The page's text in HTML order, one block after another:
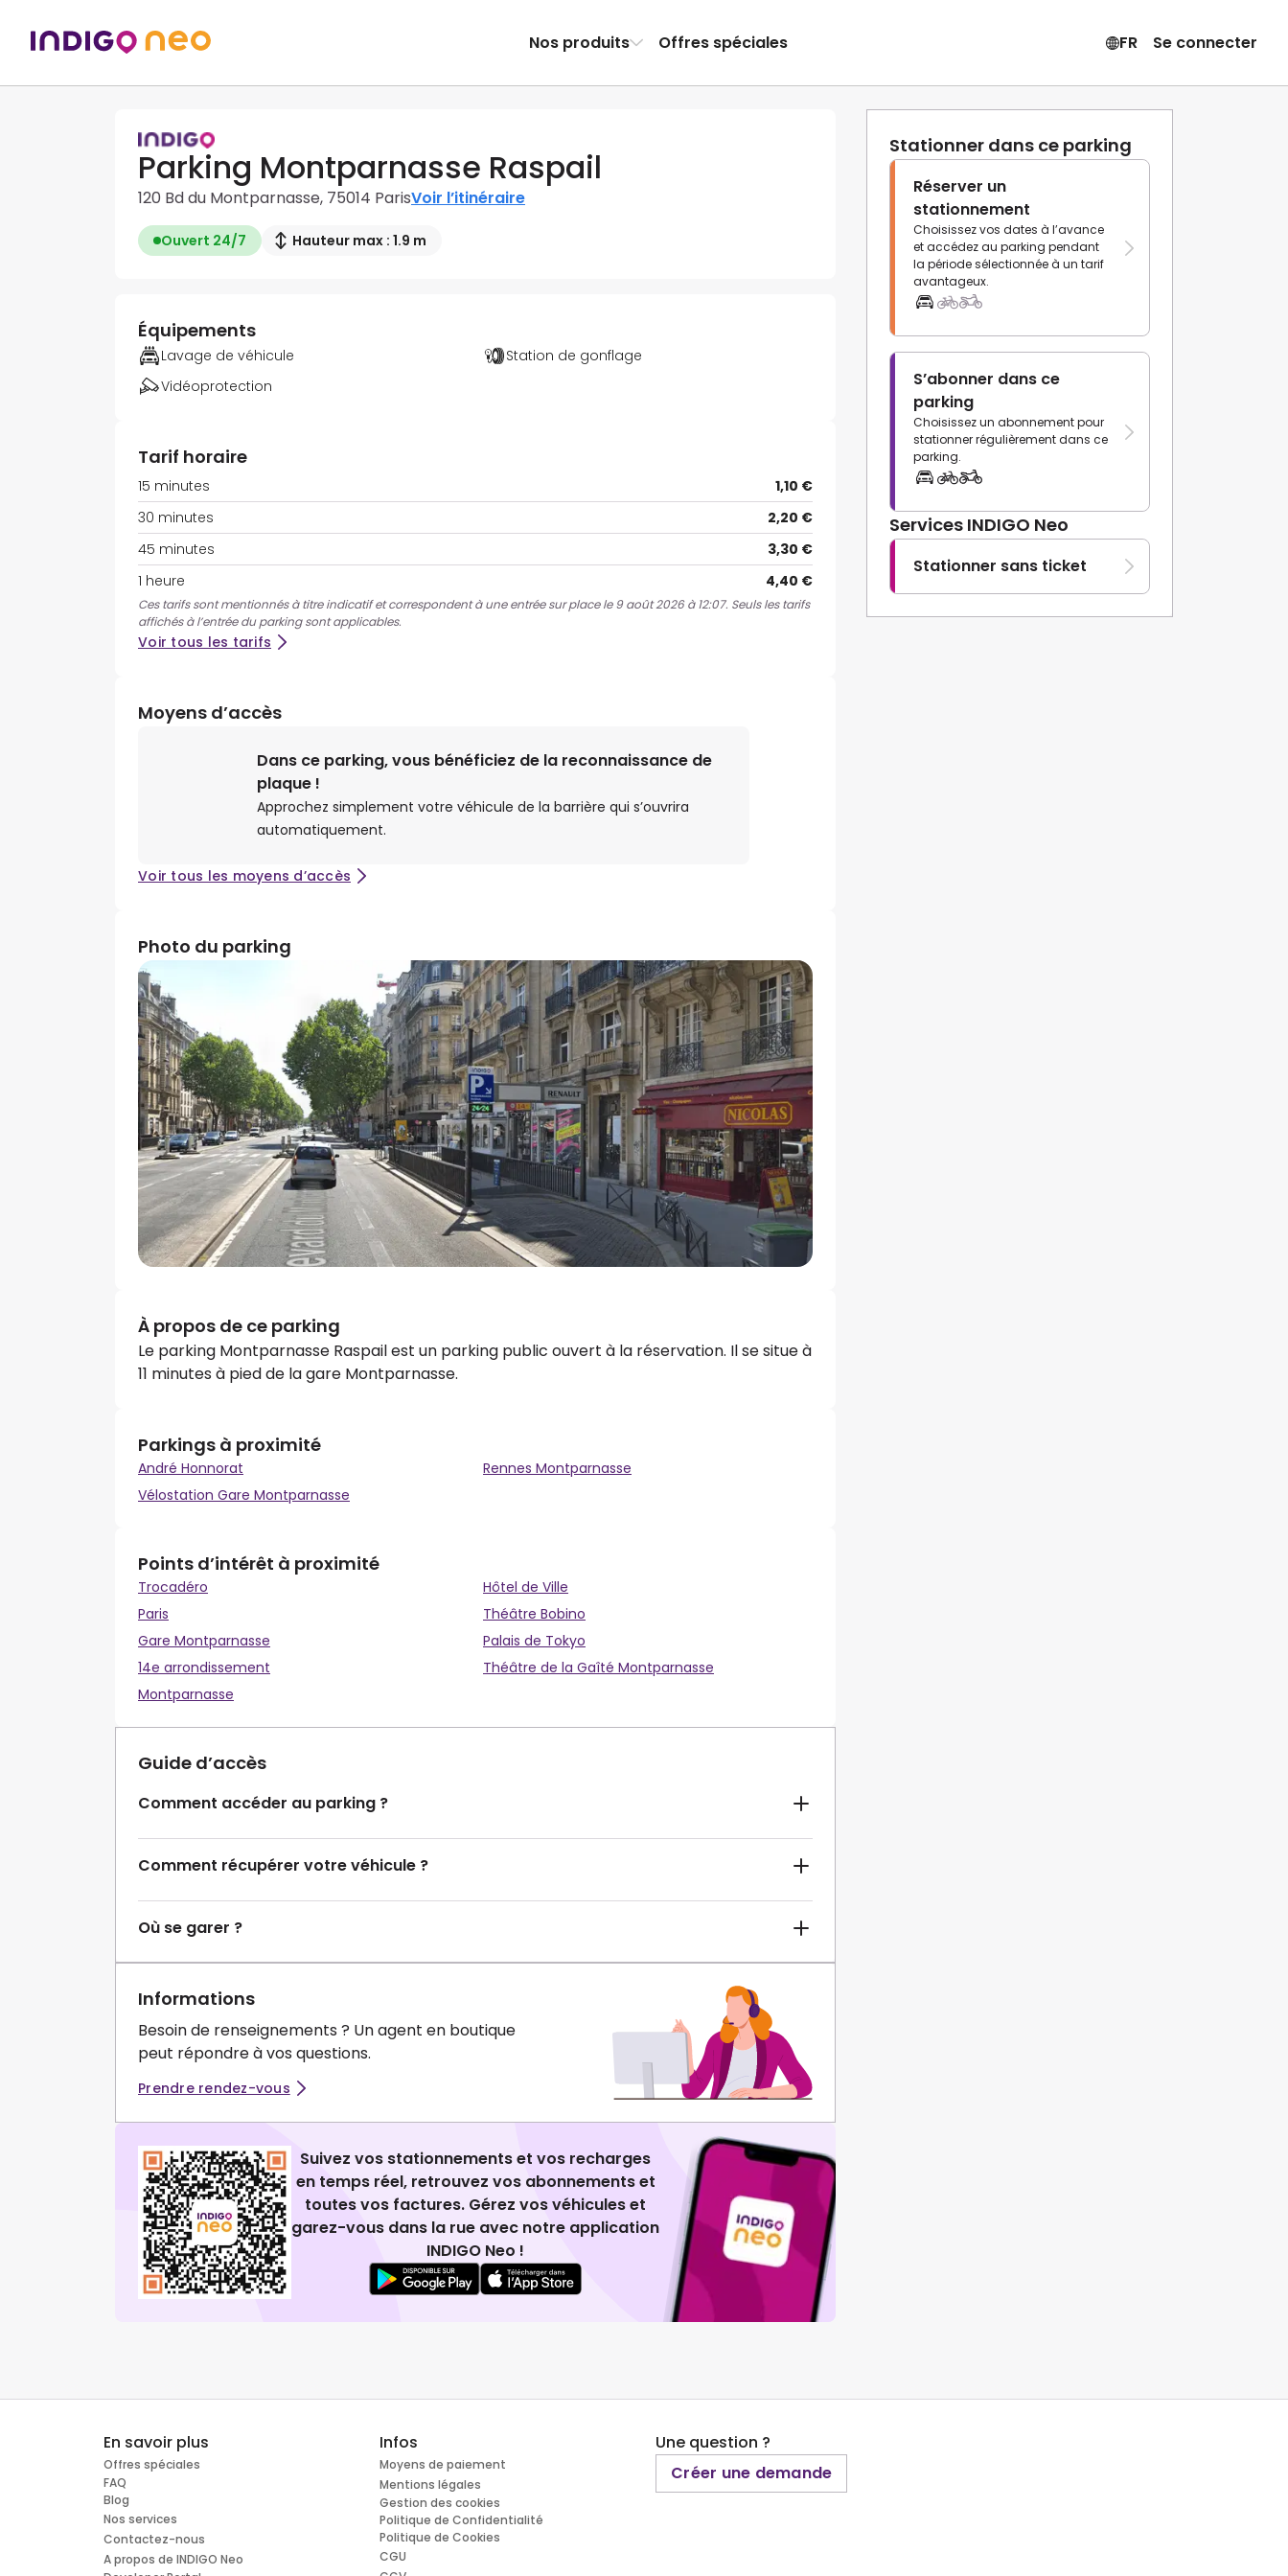
Nos produits Offres spéciales FR Se connecter
Parking Montparnasse Raspail
120 Bd du Montparnasse, 75014 ParisVoir l’itinéraire
Ouvert 24/7 Hauteur max : 1.9 m
Stationner dans ce parking
Réserver un
stationnement
Choisissez vos dates à l’avance
et accédez au parking pendant
la période sélectionnée à un tarif
avantageux.
S’abonner dans ce
parking
Choisissez un abonnement pour
stationner régulièrement dans ce
parking.
Services INDIGO Neo
Stationner sans ticket
Équipements
Lavage de véhicule
Station de gonflage
Vidéoprotection
Tarif horaire
15 minutes
1,10 €
30 minutes
2,20 €
45 minutes
3,30 €
1 heure
4,40 €
Ces tarifs sont mentionnés à titre indicatif et correspondent à une entrée sur place le 9 août 2026 à 12:07. Seuls les tarifs
affichés à l’entrée du parking sont applicables.
Voir tous les tarifs
Moyens d’accès
Dans ce parking, vous bénéficiez de la reconnaissance de
plaque !
Approchez simplement votre véhicule de la barrière qui s’ouvrira
automatiquement.
Voir tous les moyens d’accès
Photo du parking
À propos de ce parking
Le parking Montparnasse Raspail est un parking public ouvert à la réservation. Il se situe à
11 minutes à pied de la gare Montparnasse.
Parkings à proximité
André Honnorat
Rennes Montparnasse
Vélostation Gare Montparnasse
Points d’intérêt à proximité
Trocadéro
Hôtel de Ville
Paris
Théâtre Bobino
Gare Montparnasse
Palais de Tokyo
14e arrondissement
Théâtre de la Gaîté Montparnasse
Montparnasse
Guide d’accès
Comment accéder au parking ?
Comment récupérer votre véhicule ?
Où se garer ?
Informations
Besoin de renseignements ? Un agent en boutique
peut répondre à vos questions.
Prendre rendez-vous
Suivez vos stationnements et vos recharges
en temps réel, retrouvez vos abonnements et
toutes vos factures. Gérez vos véhicules et
garez-vous dans la rue avec notre application
INDIGO Neo !
En savoir plus
Offres spéciales
FAQ
Blog
Nos services
Contactez-nous
A propos de INDIGO Neo
Infos
Moyens de paiement
Mentions légales
Gestion des cookies
Politique de Confidentialité
Politique de Cookies
CGU
Une question ?
Créer une demande